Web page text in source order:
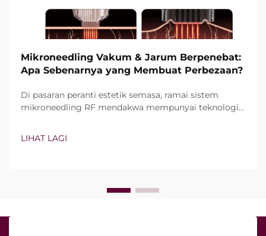
Mikroneedling Vakum & Jarum Berpenebat:
Apa Sebenarnya yang Membuat Perbezaan?
Di pasaran peranti estetik semasa, ramai sistem
mikroneedling RF mendakwa mempunyai teknologi
wujud, tetapi bagaimana tepatnya ciri-ciri ini
LIHAT LAGI